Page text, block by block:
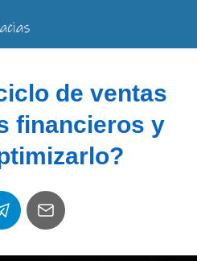
de ventas
financieros y